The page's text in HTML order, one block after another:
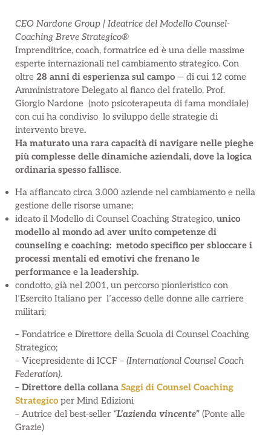
CEO Nardone Group | Ideatrice del Modello Counsel-
Coaching Breve Strategico®
Imprenditrice, coach, formatrice ed è una delle massime
esperte internazionali nel cambiamento strategico. Con
oltre 28 anni di esperienza sul campo — di cui 12 come
Amministratore Delegato al fianco del fratello, Prof.
Giorgio Nardone (noto psicoterapeuta di fama mondiale)
con cui ha condiviso lo sviluppo delle strategie di
intervento breve.
Ha maturato una rara capacità di navigare nelle pieghe
più complesse delle dinamiche aziendali, dove la logica
ordinaria spesso fallisce.
Ha affiancato circa 3.000 aziende nel cambiamento e nella
gestione delle risorse umane;
ideato il Modello di Counsel Coaching Strategico, unico
modello al mondo ad aver unito competenze di
counseling e coaching: metodo specifico per sbloccare i
processi mentali ed emotivi che frenano le
performance e la leadership.
condotto, già nel 2001, un percorso pionieristico con
l’Esercito Italiano per l’accesso delle donne alle carriere
militari;
– Fondatrice e Direttore della Scuola di Counsel Coaching
Strategico;
– Vicepresidente di ICCF – (International Counsel Coach
Federation).
– Direttore della collana Saggi di Counsel Coaching
Strategico per Mind Edizioni
– Autrice del best-seller “L’azienda vincente” (Ponte alle
Grazie)